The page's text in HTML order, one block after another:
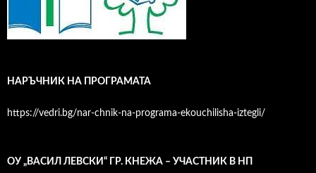
НАРЪЧНИК НА ПРОГРАМАТА
https://vedri.bg/nar-chnik-na-programa-ekouchilisha-iztegli/
ОУ „ВАСИЛ ЛЕВСКИ“ ГР. КНЕЖА – УЧАСТНИК В НП